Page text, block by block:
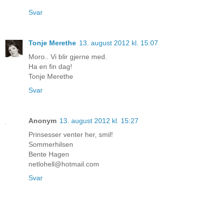
Svar
Tonje Merethe 13. august 2012 kl. 15:07
Moro.. Vi blir gjerne med.
Ha en fin dag!
Tonje Merethe
Svar
Anonym 13. august 2012 kl. 15:27
Prinsesser venter her, smil!
Sommerhilsen
Bente Hagen
netlohell@hotmail.com
Svar